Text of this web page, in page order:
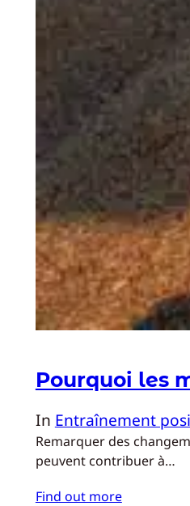
Pourquoi les
In Entraînement
Remarquer des
peuvent contribuer à…
Find out more